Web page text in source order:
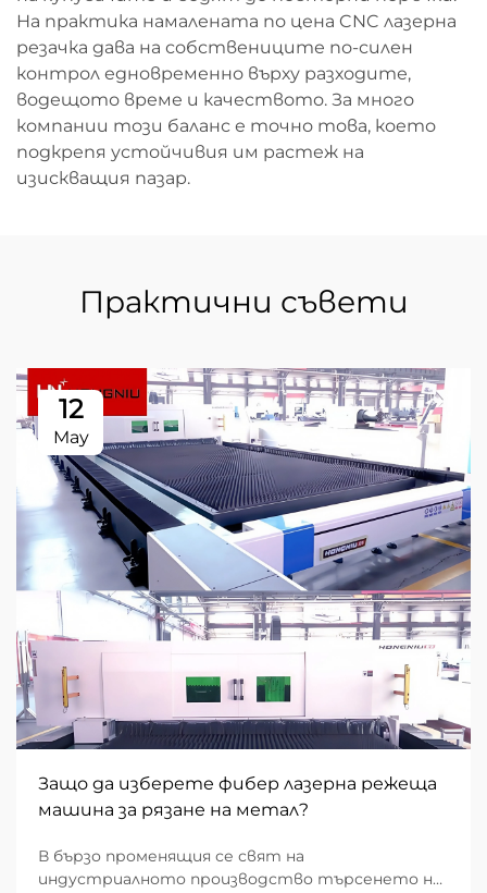
На практика намалената по цена CNC лазерна
резачка дава на собствениците по-силен
контрол едновременно върху разходите,
водещото време и качеството. За много
компании този баланс е точно това, което
подкрепя устойчивия им растеж на
изискващия пазар.
Практични съвети
12
May
Защо да изберете фибер лазерна режеща
машина за рязане на метал?
В бързо променящия се свят на
индустриалното производство търсенето на